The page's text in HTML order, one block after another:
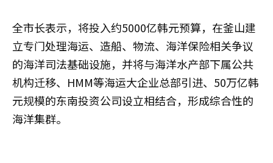
全市长表示，将投入约5000亿韩元预算，在釜山建
立专门处理海运、造船、物流、海洋保险相关争议
的海洋司法基础设施，并将与海洋水产部下属公共
机构迁移、HMM等海运大企业总部引进、50万亿韩
元规模的东南投资公司设立相结合，形成综合性的
海洋集群。